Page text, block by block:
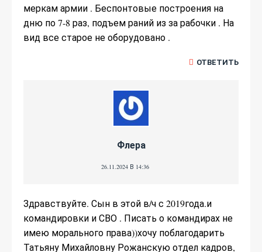
меркам армии . Беспонтовые построения на
дню по 7-8 раз, подъем раний из за рабочки . На
вид все старое не оборудовано .
ОТВЕТИТЬ
Флера
26.11.2024 В 14:36
Здравствуйте. Сын в этой в/ч с 2019года.и
командировки и СВО . Писать о командирах не
имею морального права))хочу поблагодарить
Татьяну Михайловну Рожанскую отдел кадров,